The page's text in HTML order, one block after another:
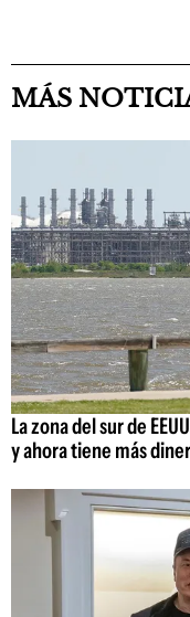
MÁS
La zona del sur de
y ahora tiene más